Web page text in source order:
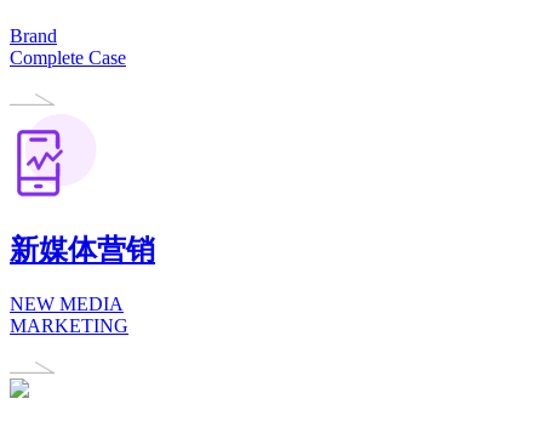
Brand
Complete Case
新媒体营销
NEW MEDIA
MARKETING